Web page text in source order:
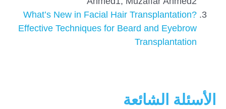
What’s New in Facial Hair Transplantation?
Effective Techniques for Beard and Eyebrow
Transplantation
الأسئلة الشائعة